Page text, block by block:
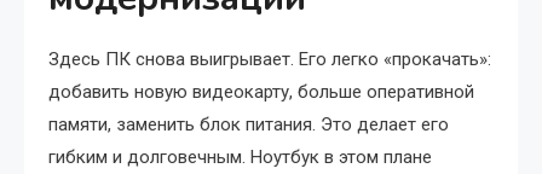
Здесь ПК снова выигрывает. Его легко «прокачать»:
добавить новую видеокарту, больше оперативной
памяти, заменить блок питания. Это делает его
гибким и долговечным. Ноутбук в этом плане